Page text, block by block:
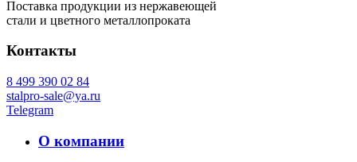
Поставка продукции из нержавеющей
стали и цветного металлопроката
Контакты
8 499 390 02 84
stalpro-sale@ya.ru
Telegram
О компании